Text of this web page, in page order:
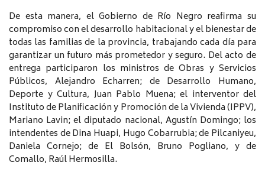
De esta manera, el Gobierno de Río Negro reafirma su
compromiso con el desarrollo habitacional y el bienestar de
todas las familias de la provincia, trabajando cada día para
garantizar un futuro más prometedor y seguro. Del acto de
entrega participaron los ministros de Obras y Servicios
Públicos, Alejandro Echarren; de Desarrollo Humano,
Deporte y Cultura, Juan Pablo Muena; el interventor del
Instituto de Planificación y Promoción de la Vivienda (IPPV),
Mariano Lavin; el diputado nacional, Agustín Domingo; los
intendentes de Dina Huapi, Hugo Cobarrubia; de Pilcaniyeu,
Daniela Cornejo; de El Bolsón, Bruno Pogliano, y de
Comallo, Raúl Hermosilla.